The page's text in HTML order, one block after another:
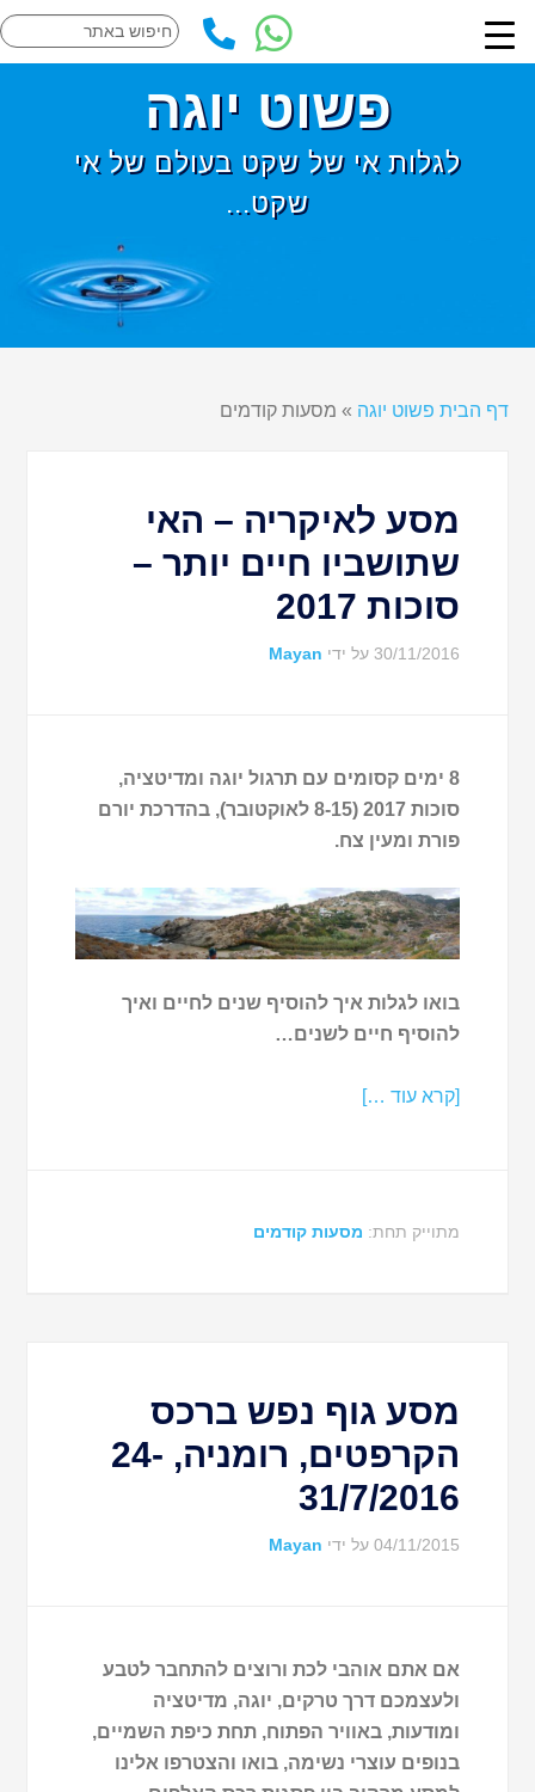
פשוט יוגה
לגלות אי של שקט בעולם של אי
שקט...
דף הבית פשוט יוגה » מסעות קודמים
מסע לאיקריה – האי
שתושביו חיים יותר –
סוכות 2017
30/11/2016 על ידי Mayan
8 ימים קסומים עם תרגול יוגה ומדיטציה,
סוכות 2017 (8-15 לאוקטובר), בהדרכת יורם
פורת ומעין צח.
בואו לגלות איך להוסיף שנים לחיים ואיך
להוסיף חיים לשנים…
[קרא עוד …]
מתוייק תחת: מסעות קודמים
מסע גוף נפש ברכס
הקרפטים, רומניה, 24-
31/7/2016
04/11/2015 על ידי Mayan
אם אתם אוהבי לכת ורוצים להתחבר לטבע
ולעצמכם דרך טרקים, יוגה, מדיטציה
ומודעות, באוויר הפתוח, תחת כיפת השמיים,
בנופים עוצרי נשימה, בואו והצטרפו אלינו